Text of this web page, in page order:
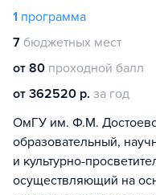
1 программа
7 бюджетных мест
от 80 проходной балл
от 362520 р. за год
ОмГУ им. Ф.М.
образовательный,
и культурно-
осуществляющий на